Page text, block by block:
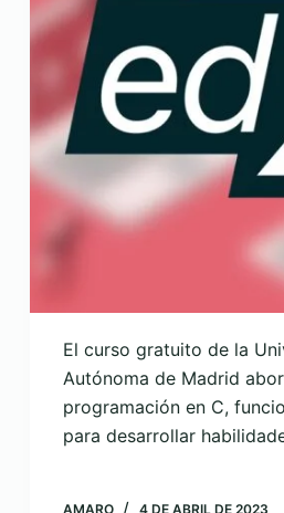
El curso gratuito de la
Autónoma de Madrid
programación en C,
para desarrollar
AMARO 4 DE ABRIL DE 2023